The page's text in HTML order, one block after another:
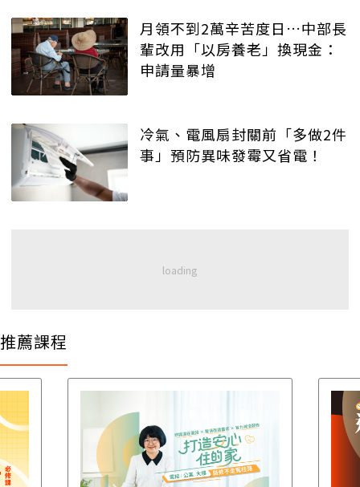
月領不到2萬辛苦度日…中部長
輩改用「以房養老」換現金：
申請量暴增
冷氣、電風扇封關前「多做2件
事」預防異味發霉又省電！
推薦課程